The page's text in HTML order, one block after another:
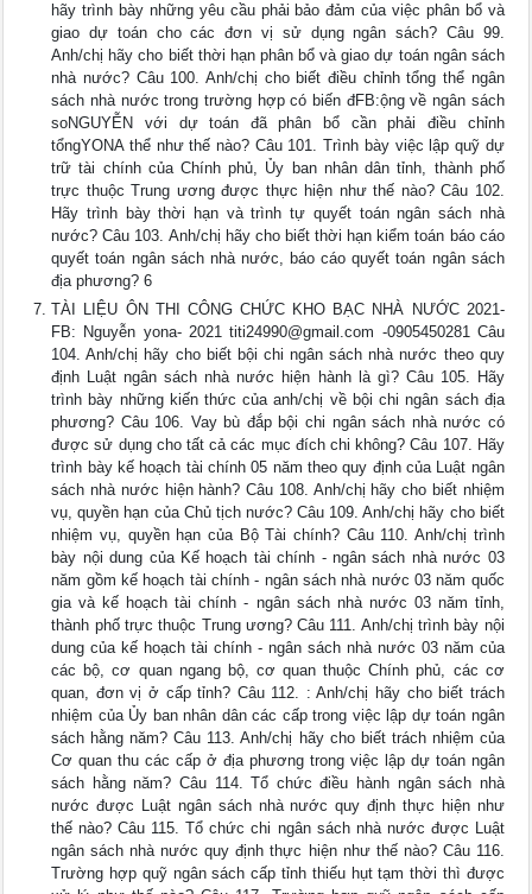
hãy trình bày những yêu cầu phải bảo đảm của việc phân bổ và
giao dự toán cho các đơn vị sử dụng ngân sách? Câu 99.
Anh/chị hãy cho biết thời hạn phân bổ và giao dự toán ngân sách
nhà nước? Câu 100. Anh/chị cho biết điều chỉnh tổng thể ngân
sách nhà nước trong trường hợp có biến đFB:ộng về ngân sách
soNGUYỄN với dự toán đã phân bổ cần phải điều chỉnh
tổngYONA thể như thế nào? Câu 101. Trình bày việc lập quỹ dự
trữ tài chính của Chính phủ, Ủy ban nhân dân tỉnh, thành phố
trực thuộc Trung ương được thực hiện như thế nào? Câu 102.
Hãy trình bày thời hạn và trình tự quyết toán ngân sách nhà
nước? Câu 103. Anh/chị hãy cho biết thời hạn kiểm toán báo cáo
quyết toán ngân sách nhà nước, báo cáo quyết toán ngân sách
địa phương? 6
TÀI LIỆU ÔN THI CÔNG CHỨC KHO BẠC NHÀ NƯỚC 2021-
FB: Nguyễn yona- 2021titi24990@gmail.com -0905450281 Câu
104. Anh/chị hãy cho biết bội chi ngân sách nhà nước theo quy
định Luật ngân sách nhà nước hiện hành là gì? Câu 105. Hãy
trình bày những kiến thức của anh/chị về bội chi ngân sách địa
phương? Câu 106. Vay bù đắp bội chi ngân sách nhà nước có
được sử dụng cho tất cả các mục đích chi không? Câu 107. Hãy
trình bày kế hoạch tài chính 05 năm theo quy định của Luật ngân
sách nhà nước hiện hành? Câu 108. Anh/chị hãy cho biết nhiệm
vụ, quyền hạn của Chủ tịch nước? Câu 109. Anh/chị hãy cho biết
nhiệm vụ, quyền hạn của Bộ Tài chính? Câu 110. Anh/chị trình
bày nội dung của Kế hoạch tài chính - ngân sách nhà nước 03
năm gồm kế hoạch tài chính - ngân sách nhà nước 03 năm quốc
gia và kế hoạch tài chính - ngân sách nhà nước 03 năm tỉnh,
thành phố trực thuộc Trung ương? Câu 111. Anh/chị trình bày nội
dung của kế hoạch tài chính - ngân sách nhà nước 03 năm của
các bộ, cơ quan ngang bộ, cơ quan thuộc Chính phủ, các cơ
quan, đơn vị ở cấp tỉnh? Câu 112. : Anh/chị hãy cho biết trách
nhiệm của Ủy ban nhân dân các cấp trong việc lập dự toán ngân
sách hằng năm? Câu 113. Anh/chị hãy cho biết trách nhiệm của
Cơ quan thu các cấp ở địa phương trong việc lập dự toán ngân
sách hằng năm? Câu 114. Tổ chức điều hành ngân sách nhà
nước được Luật ngân sách nhà nước quy định thực hiện như
thế nào? Câu 115. Tổ chức chi ngân sách nhà nước được Luật
ngân sách nhà nước quy định thực hiện như thế nào? Câu 116.
Trường hợp quỹ ngân sách cấp tỉnh thiếu hụt tạm thời thì được